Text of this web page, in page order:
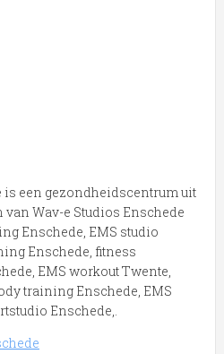
is een gezondheidscentrum uit
Wav-e Studios Enschede
Enschede, EMS studio
Enschede, fitness
EMS workout Twente,
training Enschede, EMS
Enschede,.